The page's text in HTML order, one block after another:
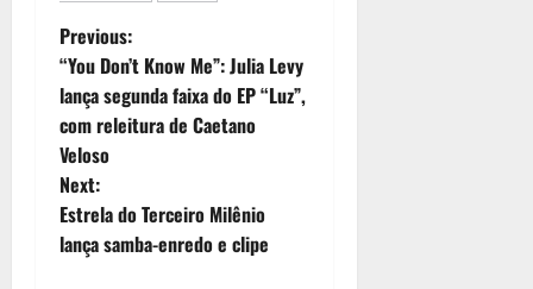
Previous:
“You Don’t Know Me”: Julia Levy
lança segunda faixa do EP “Luz”,
com releitura de Caetano
Veloso
Next:
Estrela do Terceiro Milênio
lança samba-enredo e clipe